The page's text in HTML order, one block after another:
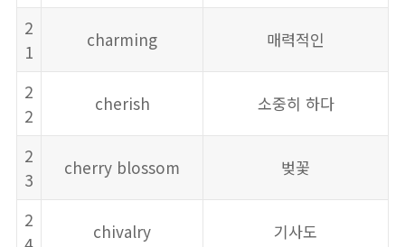
2
1
charming 매력적인
2
2
cherish 소중히 하다
2
3
cherry blossom 벚꽃
2
chivalry 기사도